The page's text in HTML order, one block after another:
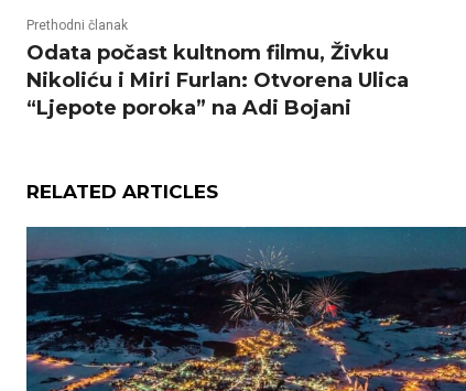
Prethodni članak
Odata počast kultnom filmu, Živku
Nikoliću i Miri Furlan: Otvorena Ulica
“Ljepote poroka” na Adi Bojani
RELATED ARTICLES